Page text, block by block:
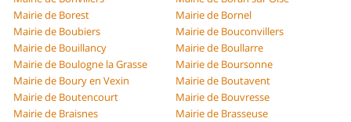
Mairie de Borest
Mairie de Bornel
Mairie de Boubiers
Mairie de Bouconvillers
Mairie de Bouillancy
Mairie de Boullarre
Mairie de Boulogne la Grasse
Mairie de Boursonne
Mairie de Boury en Vexin
Mairie de Boutavent
Mairie de Boutencourt
Mairie de Bouvresse
Mairie de Braisnes
Mairie de Brasseuse